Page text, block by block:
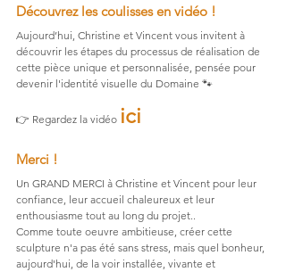
Découvrez les coulisses en vidéo !
Aujourd’hui, Christine et Vincent vous invitent à
découvrir les étapes du processus de réalisation de
cette pièce unique et personnalisée, pensée pour
devenir l'identité visuelle du Domaine 🐾
👉 Regardez la vidéo ici
Merci !
Un GRAND MERCI à Christine et Vincent pour leur
confiance, leur accueil chaleureux et leur
enthousiasme tout au long du projet..
Comme toute oeuvre ambitieuse, créer cette
sculpture n'a pas été sans stress, mais quel bonheur,
aujourd'hui, de la voir installée, vivante et